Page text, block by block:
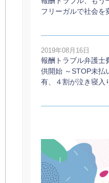
フリーガルで社会を
2019年08月16日
報酬トラブル弁護士
供開始 ～STOP未払
有、４割が泣き寝入